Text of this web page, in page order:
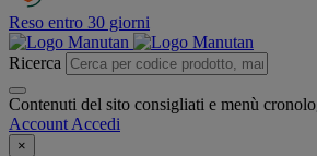
Reso entro 30 giorni
Ricerca
Contenuti del sito consigliati e menù
Account Accedi
×